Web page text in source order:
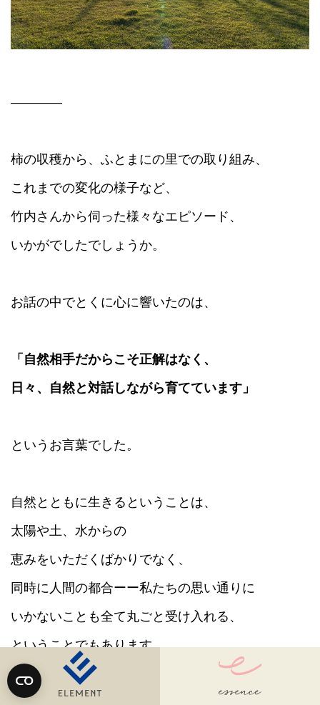
――――
柿の収穫から、ふとまにの里での取り組み、
これまでの変化の様子など、
竹内さんから伺った様々なエピソード、
いかがでしたでしょうか。
お話の中でとくに心に響いたのは、
「自然相手だからこそ正解はなく、
日々、自然と対話しながら育てています」
というお言葉でした。
自然とともに生きるということは、
太陽や土、水からの
恵みをいただくばかりでなく、
同時に人間の都合ーー私たちの思い通りに
いかないことも全て丸ごと受け入れる、
ということでもあります。
そうした中でも、